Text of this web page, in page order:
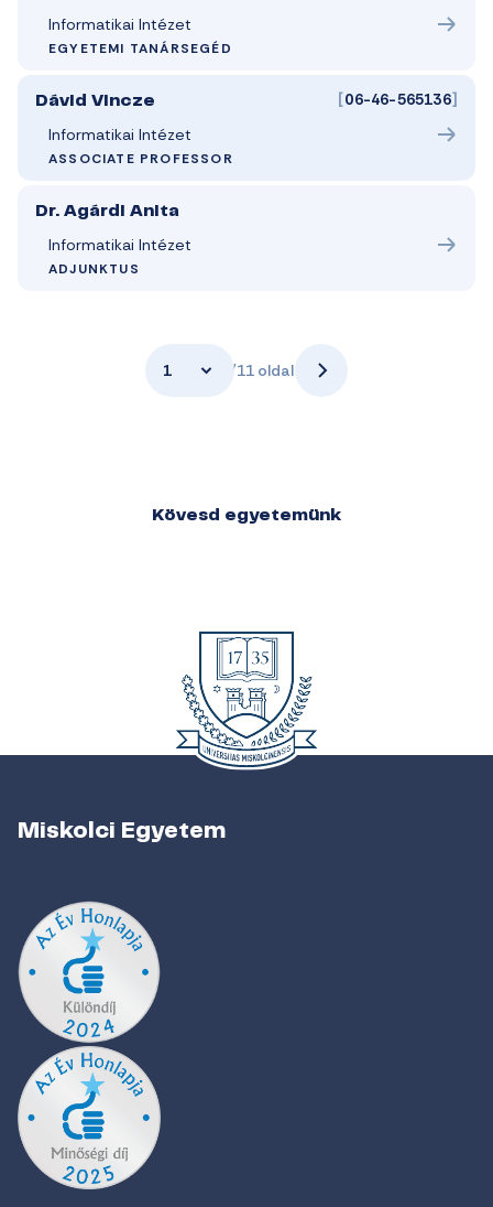
Informatikai Intézet
EGYETEMI TANÁRSEGÉD
Dávid Vincze [06-46-565136]
Informatikai Intézet
ASSOCIATE PROFESSOR
Dr. Agárdi Anita
Informatikai Intézet
ADJUNKTUS
1 /11 oldal
Kövesd egyetemünk
Miskolci Egyetem